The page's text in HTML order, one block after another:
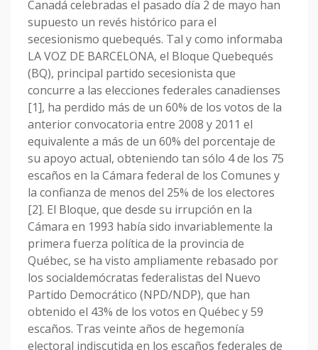
Canadá celebradas el pasado día 2 de mayo han
supuesto un revés histórico para el
secesionismo quebequés. Tal y como informaba
LA VOZ DE BARCELONA, el Bloque Quebequés
(BQ), principal partido secesionista que
concurre a las elecciones federales canadienses
[1], ha perdido más de un 60% de los votos de la
anterior convocatoria entre 2008 y 2011 el
equivalente a más de un 60% del porcentaje de
su apoyo actual, obteniendo tan sólo 4 de los 75
escaños en la Cámara federal de los Comunes y
la confianza de menos del 25% de los electores
[2]. El Bloque, que desde su irrupción en la
Cámara en 1993 había sido invariablemente la
primera fuerza política de la provincia de
Québec, se ha visto ampliamente rebasado por
los socialdemócratas federalistas del Nuevo
Partido Democrático (NPD/NDP), que han
obtenido el 43% de los votos en Québec y 59
escaños. Tras veinte años de hegemonía
electoral indiscutida en los escaños federales de